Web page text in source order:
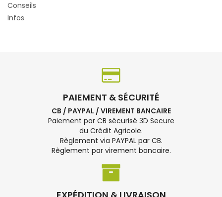
Conseils
Infos
PAIEMENT & SÉCURITÉ
CB / PAYPAL / VIREMENT BANCAIRE
Paiement par CB sécurisé 3D Secure
du Crédit Agricole.
Règlement via PAYPAL par CB.
Règlement par virement bancaire.